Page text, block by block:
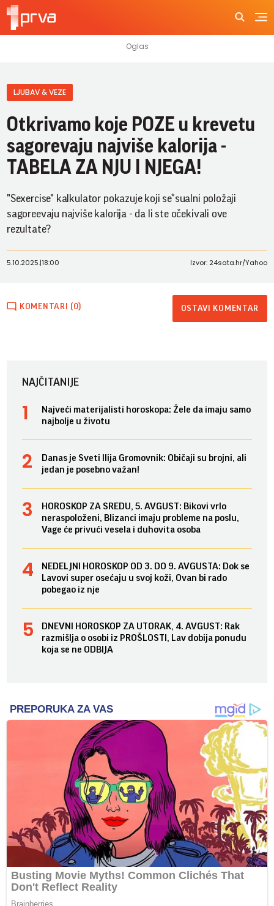
LJUBAV & VEZE
Otkrivamo koje POZE u krevetu
sagorevaju najviše kalorija -
TABELA ZA NJU I NJEGA!
"Sexercise" kalkulator pokazuje koji se*sualni položaji
sagoreevaju najviše kalorija - da li ste očekivali ove
rezultate?
5.10.2025.|18:00 Izvor: 24sata.hr/Yahoo
KOMENTARI (0) OSTAVI KOMENTAR
NAJČITANIJE
Najveći materijalisti horoskopa: Žele da imaju samo
najbolje u životu
Danas je Sveti Ilija Gromovnik: Običaji su brojni, ali
jedan je posebno važan!
HOROSKOP ZA SREDU, 5. AVGUST: Bikovi vrlo
neraspoloženi, Blizanci imaju probleme na poslu,
Vage će privući vesela i duhovita osoba
NEDELJNI HOROSKOP OD 3. DO 9. AVGUSTA: Dok se
Lavovi super osećaju u svoj koži, Ovan bi rado
pobegao iz nje
DNEVNI HOROSKOP ZA UTORAK, 4. AVGUST: Rak
razmišlja o osobi iz PROŠLOSTI, Lav dobija ponudu
koja se ne ODBIJA